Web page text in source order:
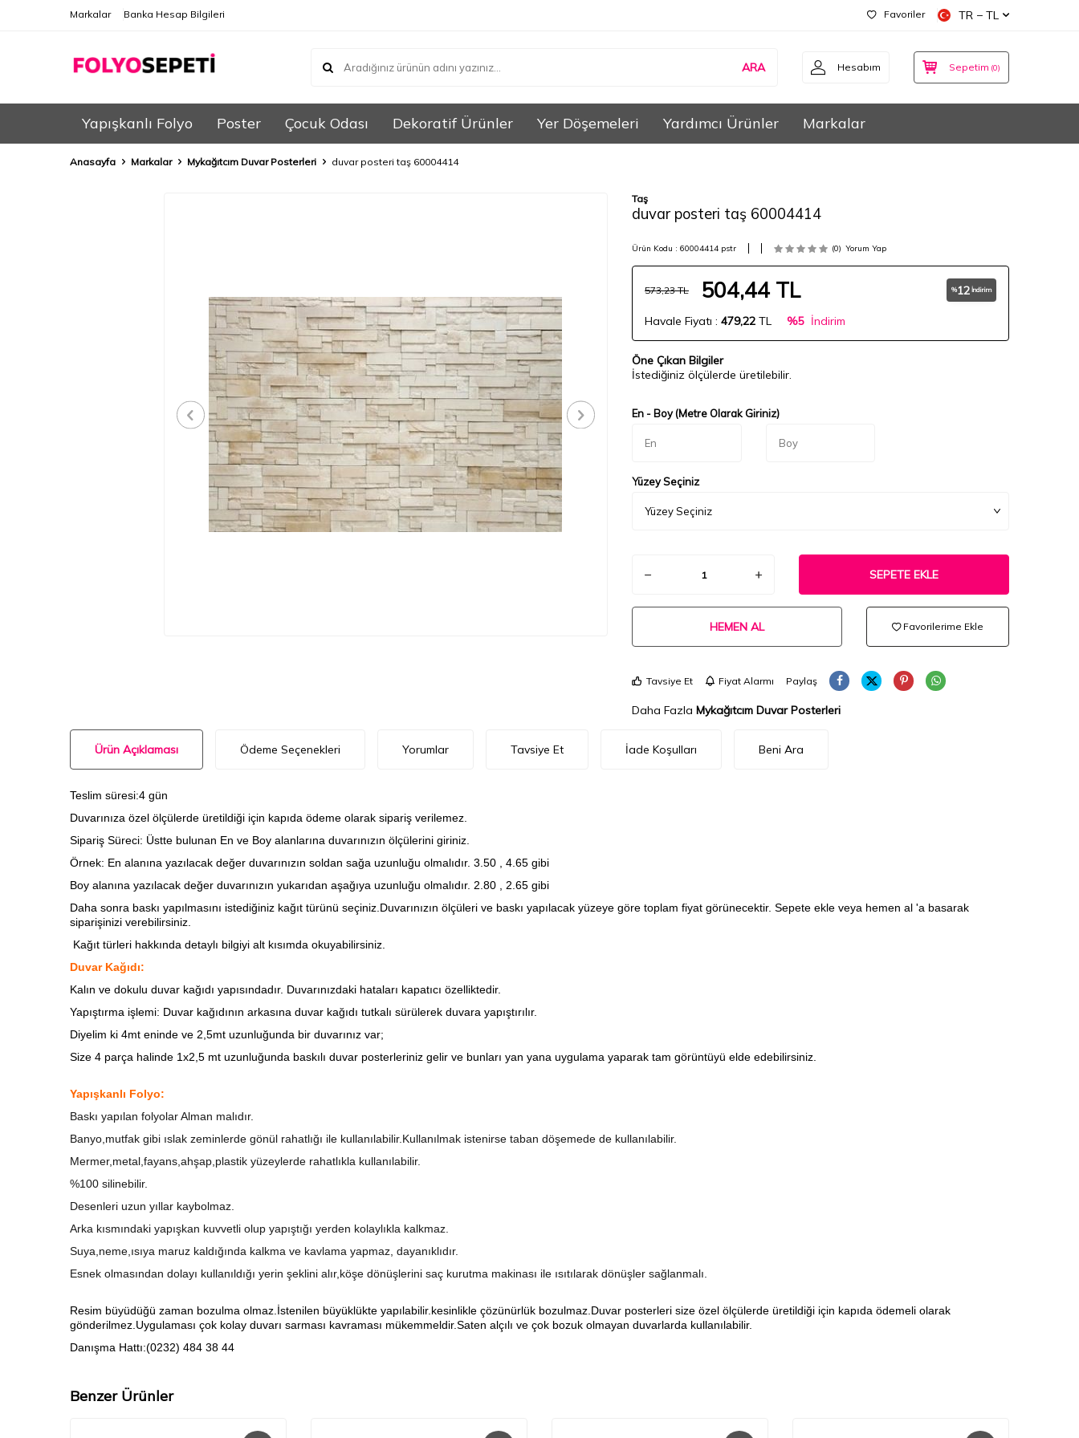
Markalar Banka Hesap Bilgileri Favoriler TR − TL
ARA Hesabım Sepetim (0)
Yapışkanlı Folyo Poster Çocuk Odası Dekoratif Ürünler Yer Döşemeleri Yardımcı Ürünler Markalar
Anasayfa Markalar Mykağıtcım Duvar Posterleri duvar posteri taş 60004414
Taş
duvar posteri taş 60004414
Ürün Kodu : 60004414 pstr (0) Yorum Yap
573,23TL 504,44TL %12 İndirim
Havale Fiyatı : 479,22 TL %5 İndirim
Öne Çıkan Bilgiler
İstediğiniz ölçülerde üretilebilir.
En - Boy (Metre Olarak Giriniz)
Yüzey Seçiniz
SEPETE EKLE
HEMEN AL Favorilerime Ekle
Tavsiye Et Fiyat Alarmı Paylaş
Daha Fazla Mykağıtcım Duvar Posterleri
Ürün Açıklaması Ödeme Seçenekleri Yorumlar Tavsiye Et İade Koşulları Beni Ara
Teslim süresi:4 gün
Duvarınıza özel ölçülerde üretildiği için kapıda ödeme olarak sipariş verilemez.
Sipariş Süreci: Üstte bulunan En ve Boy alanlarına duvarınızın ölçülerini giriniz.
Örnek: En alanına yazılacak değer duvarınızın soldan sağa uzunluğu olmalıdır. 3.50 , 4.65 gibi
Boy alanına yazılacak değer duvarınızın yukarıdan aşağıya uzunluğu olmalıdır. 2.80 , 2.65 gibi
Daha sonra baskı yapılmasını istediğiniz kağıt türünü seçiniz.Duvarınızın ölçüleri ve baskı yapılacak yüzeye göre toplam fiyat görünecektir. Sepete ekle veya hemen al 'a basarak
siparişinizi verebilirsiniz.
Kağıt türleri hakkında detaylı bilgiyi alt kısımda okuyabilirsiniz.
Duvar Kağıdı:
Kalın ve dokulu duvar kağıdı yapısındadır. Duvarınızdaki hataları kapatıcı özelliktedir.
Yapıştırma işlemi: Duvar kağıdının arkasına duvar kağıdı tutkalı sürülerek duvara yapıştırılır.
Diyelim ki 4mt eninde ve 2,5mt uzunluğunda bir duvarınız var;
Size 4 parça halinde 1x2,5 mt uzunluğunda baskılı duvar posterleriniz gelir ve bunları yan yana uygulama yaparak tam görüntüyü elde edebilirsiniz.
Yapışkanlı Folyo:
Baskı yapılan folyolar Alman malıdır.
Banyo,mutfak gibi ıslak zeminlerde gönül rahatlığı ile kullanılabilir.Kullanılmak istenirse taban döşemede de kullanılabilir.
Mermer,metal,fayans,ahşap,plastik yüzeylerde rahatlıkla kullanılabilir.
%100 silinebilir.
Desenleri uzun yıllar kaybolmaz.
Arka kısmındaki yapışkan kuvvetli olup yapıştığı yerden kolaylıkla kalkmaz.
Suya,neme,ısıya maruz kaldığında kalkma ve kavlama yapmaz, dayanıklıdır.
Esnek olmasından dolayı kullanıldığı yerin şeklini alır,köşe dönüşlerini saç kurutma makinası ile ısıtılarak dönüşler sağlanmalı.
Resim büyüdüğü zaman bozulma olmaz.İstenilen büyüklükte yapılabilir.kesinlikle çözünürlük bozulmaz.Duvar posterleri size özel ölçülerde üretildiği için kapıda ödemeli olarak
gönderilmez.Uygulaması çok kolay duvarı sarması kavraması mükemmeldir.Saten alçılı ve çok bozuk olmayan duvarlarda kullanılabilir.
Danışma Hattı:(0232) 484 38 44
Benzer Ürünler